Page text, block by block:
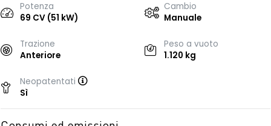
Potenza
69 CV (51 kW)
Cambio
Manuale
Trazione
Anteriore
Peso a vuoto
1.120 kg
Neopatentati
Sì